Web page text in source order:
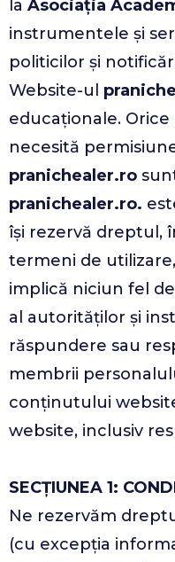
la Asociația
instrumentele și
politicilor și
Website-ul
educaționale.
necesită
pranichealer.ro
pranichealer.ro.
își rezervă dreptul,
termeni de
implică niciun fel
al autorităților și
răspundere sau
membrii
conținutului
website, inclusiv
SECȚIUNEA 1:
Ne rezervăm
(cu excepția